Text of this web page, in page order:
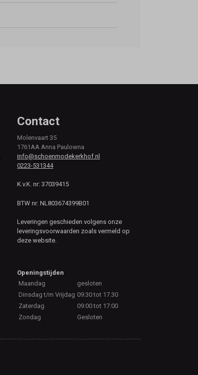
Contact
Molenvaart 35
1761AA Anna Paulowna
info@schoenmodekerkhof.nl
0223-531344
K.v.K. nr: 37039415
BTW nr: NL803674399B01
Leveringen geschieden volgens onze
leveringsvoorwaarden zoals vermeld op
deze website.
Openingstijden
Maandag
gesloten
Dinsdag t/m Vrijdag 09:30 tot 17.30
Zaterdag
09:00 tot 17:00
Zondag
Gesloten